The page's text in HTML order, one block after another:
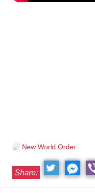
New World Order
Share: